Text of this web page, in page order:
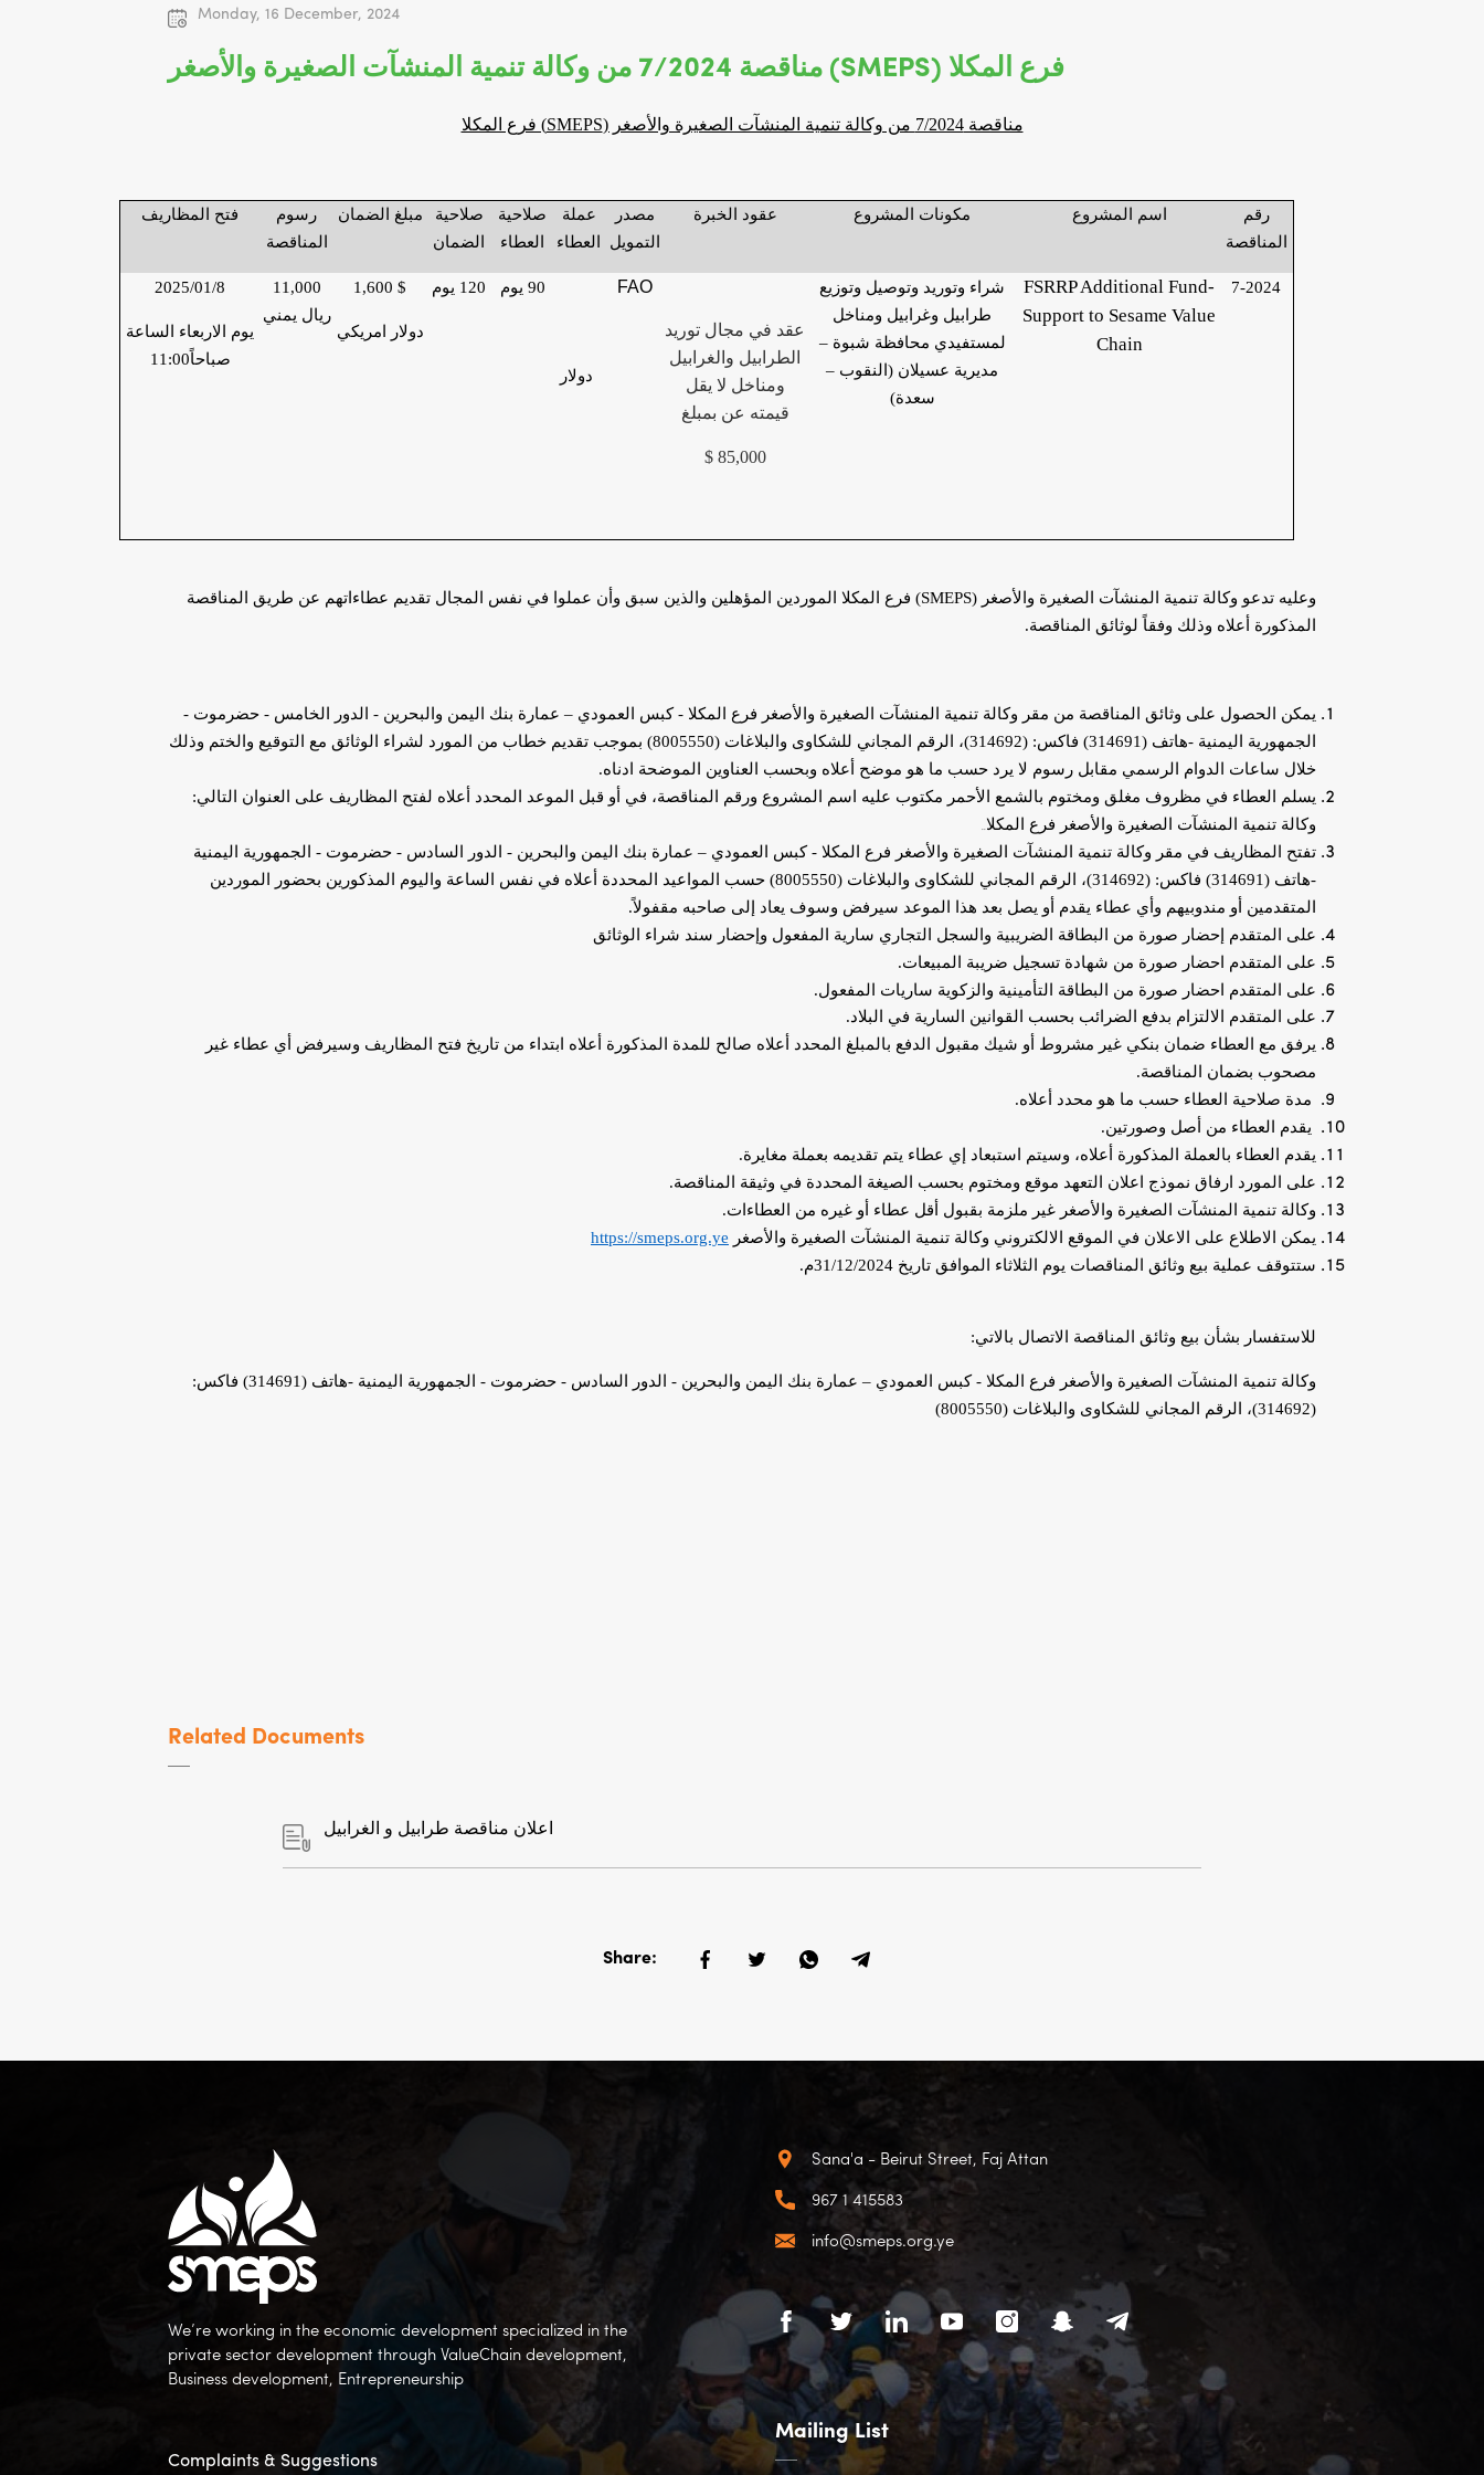
Monday, 16 December, 2024
مناقصة 7/2024 من وكالة تنمية المنشآت الصغيرة والأصغر (SMEPS) فرع المكلا
مناقصة 7/2024 من وكالة تنمية المنشآت الصغيرة والأصغر ( SMEPS) فرع المكلا
فتح المظاريف
رسوم
المناقصة
مبلغ الضمان
صلاحية
الضمان
صلاحية
العطاء
عملة
العطاء
مصدر
التمويل
عقود الخبرة مكونات المشروع اسم المشروع
رقم
المناقصة
2025/01/8
يوم الاربعاء الساعة
11:00صباحاً
11,000
ريال يمني
1,600 $
دولار امريكي
120 يوم 90 يوم
دولار
FAO
عقد في مجال توريد
الطرابيل والغرابيل
ومناخل لا يقل
قيمته عن بمبلغ
85,000 $
شراء وتوريد وتوصيل وتوزيع
طرابيل وغرابيل ومناخل
لمستفيدي محافظة شبوة –
مديرية عسيلان (النقوب –
سعدة)
FSRRP Additional Fund-
Support to Sesame Value
Chain
7-2024
وعليه تدعو وكالة تنمية المنشآت الصغيرة والأصغر (SMEPS) فرع المكلا الموردين المؤهلين والذين سبق وأن عملوا في نفس المجال تقديم عطاءاتهم عن طريق المناقصة
المذكورة أعلاه وذلك وفقاً لوثائق المناقصة.
يمكن الحصول على وثائق المناقصة من مقر وكالة تنمية المنشآت الصغيرة والأصغر فرع المكلا - كبس العمودي – عمارة بنك اليمن والبحرين - الدور الخامس - حضرموت -
الجمهورية اليمنية -هاتف (314691) فاكس: (314692)، الرقم المجاني للشكاوى والبلاغات (8005550) بموجب تقديم خطاب من المورد لشراء الوثائق مع التوقيع والختم وذلك
خلال ساعات الدوام الرسمي مقابل رسوم لا يرد حسب ما هو موضح أعلاه وبحسب العناوين الموضحة ادناه.
يسلم العطاء في مظروف مغلق ومختوم بالشمع الأحمر مكتوب عليه اسم المشروع ورقم المناقصة، في أو قبل الموعد المحدد أعلاه لفتح المظاريف على العنوان التالي:
وكالة تنمية المنشآت الصغيرة والأصغر فرع المكلا
تفتح المظاريف في مقر وكالة تنمية المنشآت الصغيرة والأصغر فرع المكلا - كبس العمودي – عمارة بنك اليمن والبحرين - الدور السادس - حضرموت - الجمهورية اليمنية
-هاتف (314691) فاكس: (314692)، الرقم المجاني للشكاوى والبلاغات (8005550) حسب المواعيد المحددة أعلاه في نفس الساعة واليوم المذكورين بحضور الموردين
المتقدمين أو مندوبيهم وأي عطاء يقدم أو يصل بعد هذا الموعد سيرفض وسوف يعاد إلى صاحبه مقفولاً.
على المتقدم إحضار صورة من البطاقة الضريبية والسجل التجاري سارية المفعول وإحضار سند شراء الوثائق
على المتقدم احضار صورة من شهادة تسجيل ضريبة المبيعات.
على المتقدم احضار صورة من البطاقة التأمينية والزكوية ساريات المفعول.
على المتقدم الالتزام بدفع الضرائب بحسب القوانين السارية في البلاد.
يرفق مع العطاء ضمان بنكي غير مشروط أو شيك مقبول الدفع بالمبلغ المحدد أعلاه صالح للمدة المذكورة أعلاه ابتداء من تاريخ فتح المظاريف وسيرفض أي عطاء غير
مصحوب بضمان المناقصة.
مدة صلاحية العطاء حسب ما هو محدد أعلاه.
يقدم العطاء من أصل وصورتين.
يقدم العطاء بالعملة المذكورة أعلاه، وسيتم استبعاد إي عطاء يتم تقديمه بعملة مغايرة.
على المورد ارفاق نموذج اعلان التعهد موقع ومختوم بحسب الصيغة المحددة في وثيقة المناقصة.
وكالة تنمية المنشآت الصغيرة والأصغر غير ملزمة بقبول أقل عطاء أو غيره من العطاءات.
يمكن الاطلاع على الاعلان في الموقع الالكتروني وكالة تنمية المنشآت الصغيرة والأصغر https://smeps.org.ye
ستتوقف عملية بيع وثائق المناقصات يوم الثلاثاء الموافق تاريخ 31/12/2024م.
للاستفسار بشأن بيع وثائق المناقصة الاتصال بالاتي:
وكالة تنمية المنشآت الصغيرة والأصغر فرع المكلا - كبس العمودي – عمارة بنك اليمن والبحرين - الدور السادس - حضرموت -
الجمهورية اليمنية -هاتف (314691) فاكس:
(314692)، الرقم المجاني للشكاوى والبلاغات (8005550)
Related Documents
اعلان مناقصة طرابيل و الغرابيل
Share:
We’re working in the economic development specialized in the
private sector development through ValueChain development,
Business development, Entrepreneurship
Complaints & Suggestions
Sana'a - Beirut Street, Faj Attan
967 1 415583
info@smeps.org.ye
Mailing List